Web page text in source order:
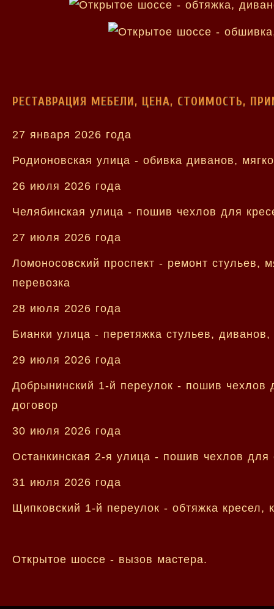
РЕСТАВРАЦИЯ МЕБЕЛИ, ЦЕНА, СТОИМОСТЬ,
27 января 2026 года
Родионовская улица - обивка диванов,
26 июля 2026 года
Челябинская улица - пошив чехлов для
27 июля 2026 года
Ломоносовский проспект - ремонт стульев,
перевозка
28 июля 2026 года
Бианки улица - перетяжка стульев,
29 июля 2026 года
Добрынинский 1-й переулок - пошив
договор
30 июля 2026 года
Останкинская 2-я улица - пошив чехлов
31 июля 2026 года
Щипковский 1-й переулок - обтяжка кресел,
Открытое шоссе - вызов мастера.